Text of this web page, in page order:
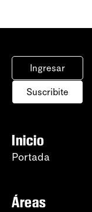
Ingresar
Suscribite
Inicio
Portada
Áreas